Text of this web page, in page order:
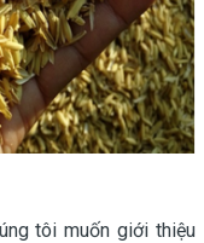
tôi muốn giới thiệu